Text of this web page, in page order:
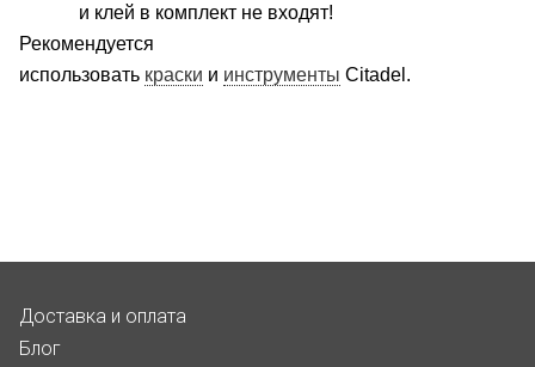
и клей в комплект не входят!
Рекомендуется
использовать краски и инструменты Citadel.
Доставка и оплата
Блог